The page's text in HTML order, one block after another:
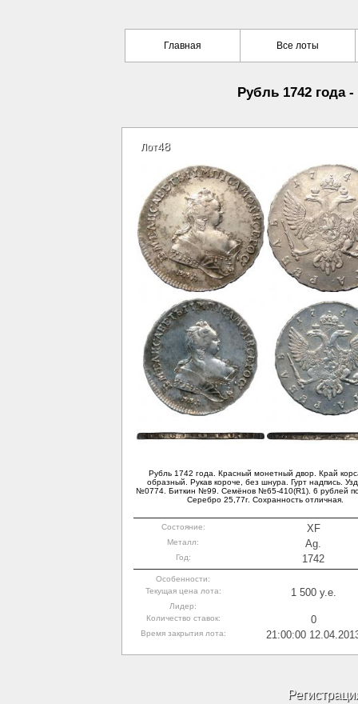
Главная Все лоты
Рубль 1742 года
Лот48
Рубль 1742 года. Красный монетный двор. Край
образный. Рукав короче, без шнура. Гурт надпись.
№0774. Биткин №99. Семёнов №65-410(R1). 6 рублей
Серебро 25,77г. Сохранность отличная.
Состояние: XF
Металл: Ag.
Год: 1742
Особенности:
Текущая цена лота:
1 500 y.e.
Лидер:
Количество ставок:
0
Время закрытия лота: 21:00:00